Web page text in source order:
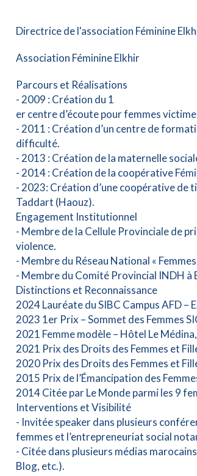
Directrice de l'association Féminine
Association Féminine Elkhir
Parcours et Réalisations
- 2009 : Création du 1
er centre d’écoute pour femmes
- 2011 : Création d’un centre de
difficulté.
- 2013 : Création de la maternelle
- 2014 : Création de la coopérative
- 2023: Création d’une coopérative de
Taddart (Haouz).
Engagement Institutionnel
- Membre de la Cellule Provinciale de
violence.
- Membre du Réseau National «
- Membre du Comité Provincial INDH à
Distinctions et Reconnaissance
2024 Lauréate du SIBC Campus AFD –
2023 1er Prix – Sommet des Femmes
2021 Femme modèle – Hôtel Le
2021 Prix des Droits des Femmes et
2020 Prix des Droits des Femmes et
2015 Prix de l’Émancipation des
2014 Citée par Le Monde parmi les 9
Interventions et Visibilité
- Invitée speaker dans plusieurs
femmes et l’entrepreneuriat social
- Citée dans plusieurs médias
Blog, etc.).